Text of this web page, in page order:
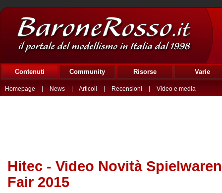
Contenuti Community Risorse Varie
Homepage News Articoli Recensioni Video e media
Hitec - Video Novità
Fair 2015